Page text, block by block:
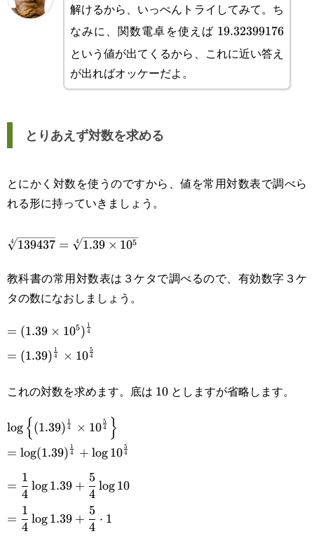
解けるから、いっぺんトライしてみて。ち
なみに、関数電卓を使えば 19.32399176
19.32399176
という値が出てくるから、これに近い答え
が出ればオッケーだよ。
とりあえず対数を求める
とにかく対数を使うのですから、値を常用対数表で調べら
れる形に持っていきましょう。
\sqrt[4]
{1.39\times10^5}
4 139437 = 4 1.39 × 105
教科書の常用対数表は３ケタで調べるので、有効数字３ケ
タの数になおしましょう。
\displaystyle=
(1.39\times10^5)^\frac{1}
{4}\times10^\frac{5}{4}
= (1.39 × 105) 4
1
= (1.39) 4
1 × 10 4
5
これの対数を求めます。底は 10
10 としますが省略します。
\displaystyle\log\left\{(1.39)^\frac{1}
{4}\times10^\frac{5}
{4}\right\}\\=\displaystyle\log(1.39)^\frac{1}
{4}+\log10^\frac{5}
{4}\\\displaystyle=\frac{1}
log { (1.39) 4
1 × 10 4
5 }
= log(1.39) 4
1 + log10 4
5
=
4
1
log1.39 +
4
5
log10
=
4
1
log1.39 +
4
5
⋅ 1